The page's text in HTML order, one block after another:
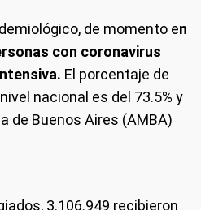
de momento en
con coronavirus
El porcentaje de
nacional es del 73.5% y
de Buenos Aires (AMBA)
3.106.949 recibieron